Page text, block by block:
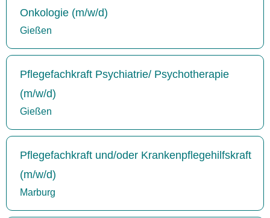
Onkologie (m/w/d)
Gießen
Pflegefachkraft Psychiatrie/ Psychotherapie
(m/w/d)
Gießen
Pflegefachkraft und/oder Krankenpflegehilfskraft
(m/w/d)
Marburg